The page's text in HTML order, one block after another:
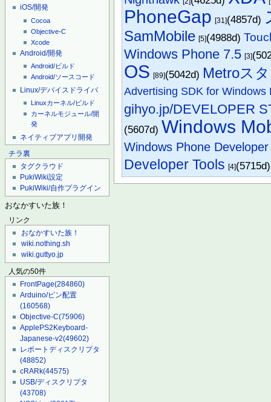
iOS/開発
Cocoa
Objective-C
Xcode
Android/開発
Android/ビルド
Android/ソースコード
Linux/デバイスドライバ
Linuxカーネル/ビルド
カーネルモジュール/開
発
ネイティブアプリ開発
チラ裏
タグクラウド
PukiWiki設定
PukiWiki/自作プラグイン
おなかすいた族！
リンク
おなかすいた族！
wiki.nothing.sh
wiki.guttyo.jp
人気の50件
FrontPage(284860)
Arduino/ピン配置
(160568)
Objective-C(75906)
ApplePS2Keyboard-
Japanese-v2(49602)
レポートディスクリプタ
(48852)
cRARk(44575)
USB/ディスクリプタ
(43708)
PhoneGap [31](4857d)
SamMobile [5](4988d)
Windows Phone 7.5 [3]
OS [89](5042d) Metroス
Advertising SDK for Windows
gihyo.jp/DEVELOPER
(5607d) Windows
Windows Phone Developer
Developer Tools [4](5715d)